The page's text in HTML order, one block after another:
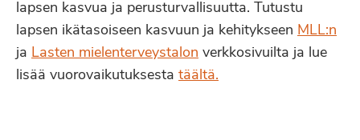
lapsen kasvua ja perusturvallisuutta. Tutustu
lapsen ikätasoiseen kasvuun ja kehitykseen MLL:n
ja Lasten mielenterveystalon verkkosivuilta ja lue
lisää vuorovaikutuksesta täältä.